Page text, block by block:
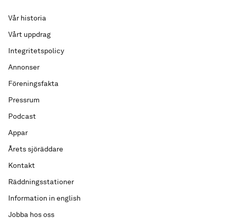
Vår historia
Vårt uppdrag
Integritetspolicy
Annonser
Föreningsfakta
Pressrum
Podcast
Appar
Årets sjöräddare
Kontakt
Räddningsstationer
Information in english
Jobba hos oss